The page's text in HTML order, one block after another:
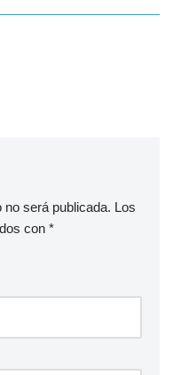
será publicada. Los
con *